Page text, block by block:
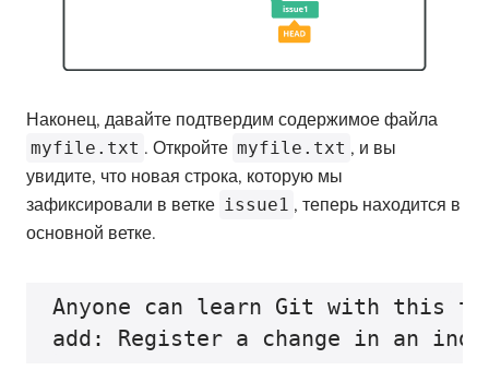
Наконец, давайте подтвердим содержимое файла
myfile.txt . Откройте myfile.txt , и вы
увидите, что новая строка, которую мы
зафиксировали в ветке issue1 , теперь находится в
основной ветке.
Anyone can learn Git with this